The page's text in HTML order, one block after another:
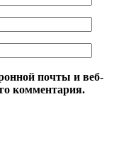
почты и веб-
комментария.